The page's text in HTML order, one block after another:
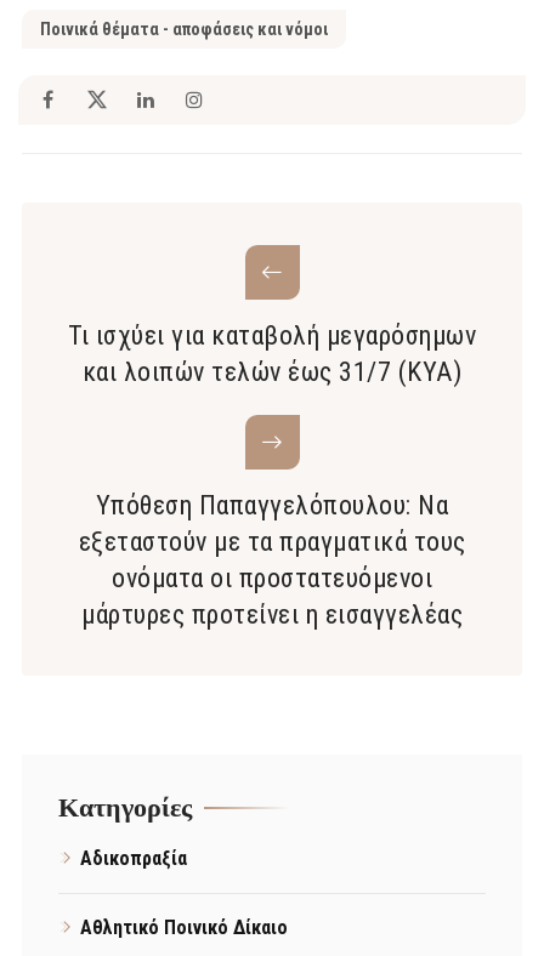
Ποινικά θέματα - αποφάσεις και νόμοι
Τι ισχύει για καταβολή μεγαρόσημων
και λοιπών τελών έως 31/7 (ΚΥΑ)
Υπόθεση Παπαγγελόπουλου: Να
εξεταστούν με τα πραγματικά τους
ονόματα οι προστατευόμενοι
μάρτυρες προτείνει η εισαγγελέας
Kατηγορίες
Αδικοπραξία
Αθλητικό Ποινικό Δίκαιο